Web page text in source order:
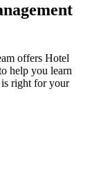
offers Hotel
help you learn
is right for your